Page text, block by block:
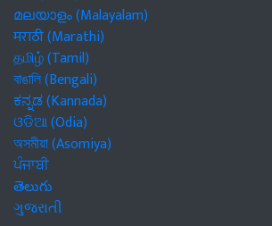
മലയാളം (Malayalam)
मराठी (Marathi)
தமிழ் (Tamil)
বাঙালি (Bengali)
ಕನ್ನಡ (Kannada)
ଓଡିଆ (Odia)
অসমীয়া (Asomiya)
ਪੰਜਾਬੀ
తెలుగు
ગુજરાતી